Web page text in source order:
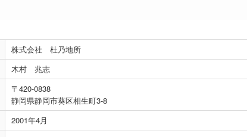
株式会社 杜乃地所
木村 兆志
〒420-0838
静岡県静岡市葵区相生町3-8
2001年4月